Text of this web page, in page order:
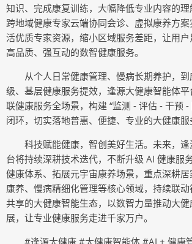
知识、完成康复训练，大幅降低专业内容的
跨地域健康专家云端协同会诊、虚拟康养方
活优质专家资源，缩小区域服务差距，让用
高品质、强互动的数智健康服务。
从个人日常健康管理、慢病长期养护，
级、基层健康服务提效，逢源大健康智能体
联健康服务全场景，构建 “监测 - 评估 - 干预 -
闭环，切实落地普惠、便捷、专业的大健康服
科技赋能健康，智创美好生活。未来，
台将持续深耕技术迭代，不断升级 AI 健康服
健康体系、拓展元宇宙康养场景，重点深耕
康养、慢病精细化管理等核心领域，持续联
共享的大健康智能生态，以数智力量推动大
展，让专业健康服务走进千家万户。
#逢源大健康 #大健康智能体 #AI + 健康